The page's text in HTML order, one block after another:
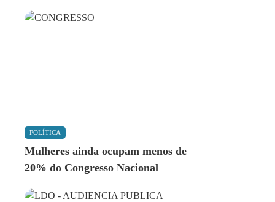
POLÍTICA
Mulheres ainda ocupam menos de
20% do Congresso Nacional